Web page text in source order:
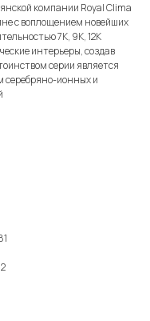
компании Royal Clima
с воплощением новейших
7K, 9K, 12K
интерьеры, создав
серии является
серебряно-ионных и